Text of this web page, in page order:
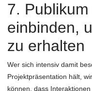
7.
einbinden,
zu erhalten
Wer sich intensiv damit
Projektpräsentation hält,
können, dass